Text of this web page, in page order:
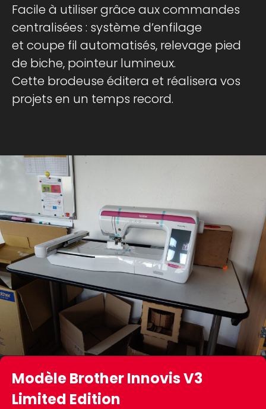
Facile à utiliser grâce aux commandes
centralisées : système d’enfilage
et coupe fil automatisés, relevage pied
de biche, pointeur lumineux.
Cette brodeuse éditera et réalisera vos
projets en un temps record.
Modèle Brother Innovis V3
Limited Edition